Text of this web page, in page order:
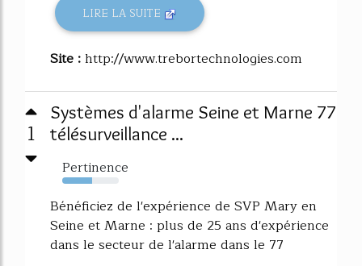
LIRE LA SUITE
Site :http://www.trebortechnologies.com
1
Systèmes d'alarme Seine et Marne 77
télésurveillance ...
Pertinence
53%
Bénéficiez de l'expérience de SVP Mary en
Seine et Marne : plus de 25 ans d'expérience
dans le secteur de l'alarme dans le 77